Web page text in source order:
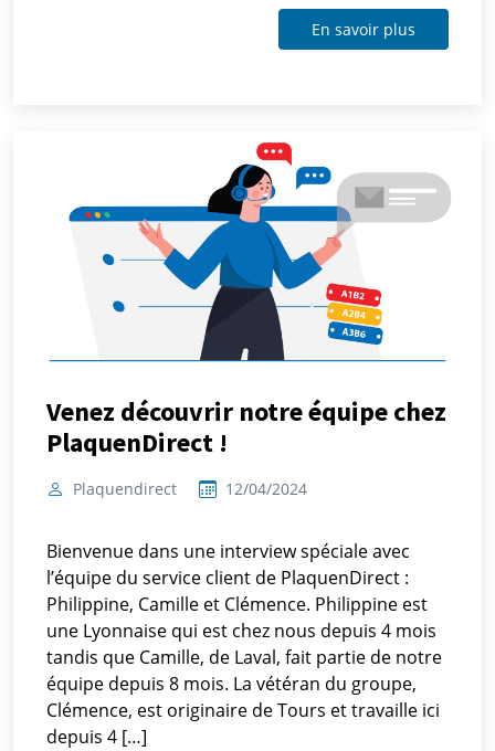
En savoir plus
Venez découvrir notre équipe chez
PlaquenDirect !
Plaquendirect 12/04/2024
Bienvenue dans une interview spéciale avec
l’équipe du service client de PlaquenDirect :
Philippine, Camille et Clémence. Philippine est
une Lyonnaise qui est chez nous depuis 4 mois
tandis que Camille, de Laval, fait partie de notre
équipe depuis 8 mois. La vétéran du groupe,
Clémence, est originaire de Tours et travaille ici
depuis 4 […]